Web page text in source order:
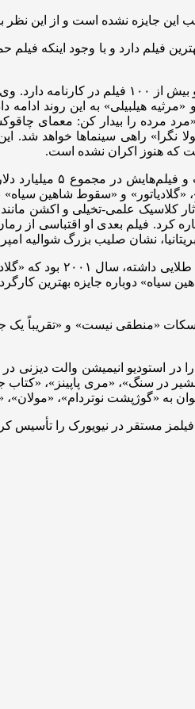
کلوز بیش از ۵ دهه است که به عنوان
مرده را بیدار کن: معمای
نگرا» راهی سینماها خواهد
که هنوز اکران نشده است.
لوئیز»، «گلادیاتور» و «سقوط
کلاسیک علمی-تخیلی و اکشن مانند
کرد. فیلم بعدی او اقتباسی
نزدیک‌ترین
«منطقی نیست» و «تقریباً یک
«مولان»، «داستان اسباب‌بازی ۲» و